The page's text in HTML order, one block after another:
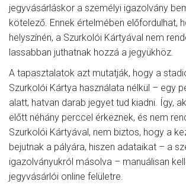
jegyvásárláskor a személyi igazolvány
kötelező. Ennek értelmében előfordulhat,
helyszínén, a Szurkolói Kártyával nem
lassabban juthatnak hozzá a jegyükhöz.
A tapasztalatok azt mutatják, hogy a
Szurkolói Kártya használata nélkül – egy
alatt, hatvan darab jegyet tud kiadni. Így,
előtt néhány perccel érkeznek, és nem
Szurkolói Kártyával, nem biztos, hogy a
bejutnak a pályára, hiszen adataikat – a
igazolványukról másolva – manuálisan
jegyvásárlói online felületre.